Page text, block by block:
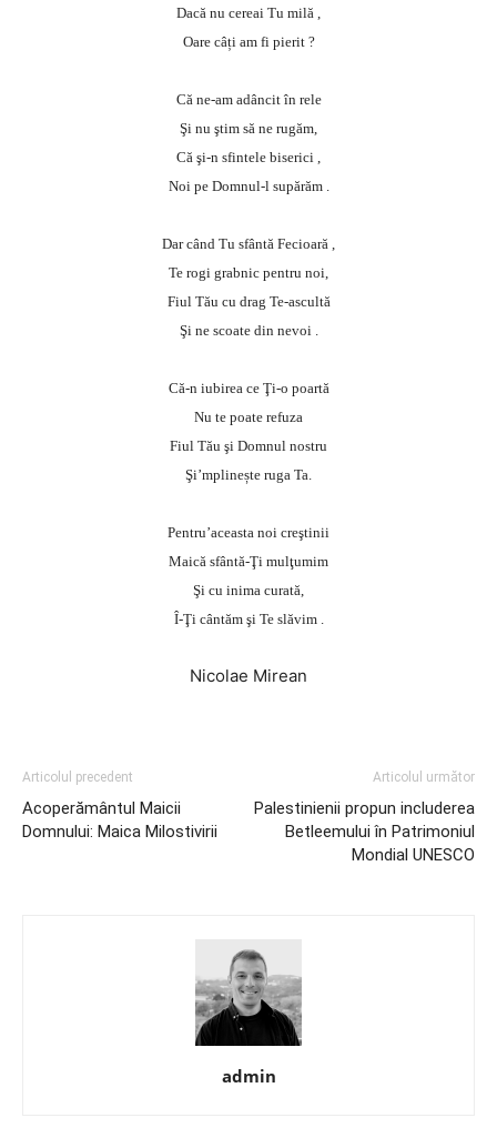
Dacă nu cereai Tu milă ,
Oare câți am fi pierit ?
Că ne-am adâncit în rele
Şi nu ştim să ne rugăm,
Că şi-n sfintele biserici ,
Noi pe Domnul-l supărăm .
Dar când Tu sfântă Fecioară ,
Te rogi grabnic pentru noi,
Fiul Tău cu drag Te-ascultă
Şi ne scoate din nevoi .
Că-n iubirea ce Ţi-o poartă
Nu te poate refuza
Fiul Tău şi Domnul nostru
Şi’mplinește ruga Ta.
Pentru’aceasta noi creştinii
Maică sfântă-Ţi mulţumim
Şi cu inima curată,
Î-Ţi cântăm şi Te slăvim .
Nicolae Mirean
Articolul precedent
Acoperământul Maicii
Domnului: Maica Milostivirii
Articolul următor
Palestinienii propun includerea
Betleemului în Patrimoniul
Mondial UNESCO
admin